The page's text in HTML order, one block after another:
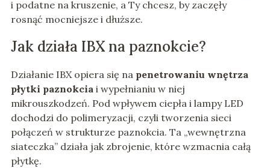
i podatne na kruszenie, a Ty chcesz, by zaczęły
rosnąć mocniejsze i dłuższe.
Jak działa IBX na paznokcie?
Działanie IBX opiera się na penetrowaniu wnętrza
płytki paznokciai wypełnianiu w niej
mikrouszkodzeń. Pod wpływem ciepła i lampy LED
dochodzi do polimeryzacji, czyli tworzenia sieci
połączeń w strukturze paznokcia. Ta „wewnętrzna
siateczka” działa jak zbrojenie, które wzmacnia całą
płytkę.